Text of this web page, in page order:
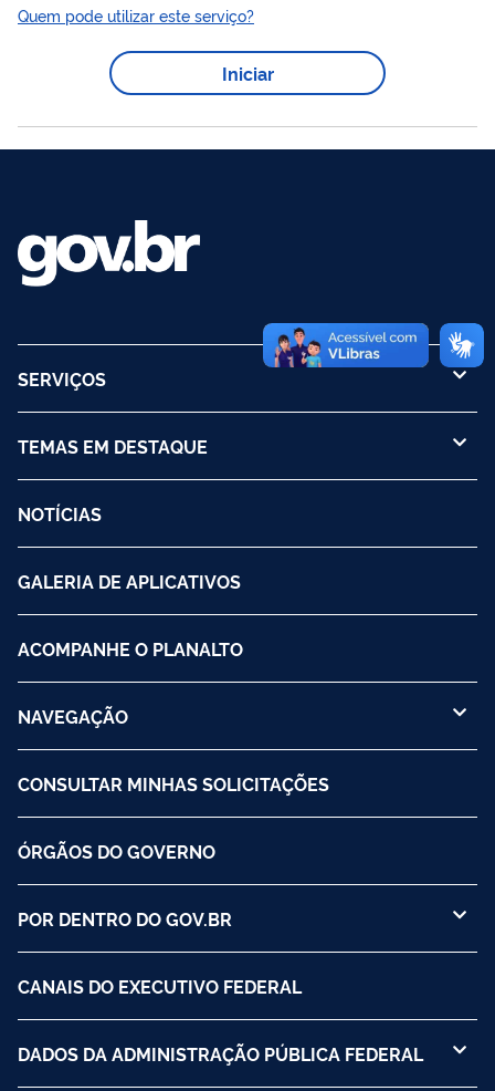
consciente do produto. O uso do Selo
obrigatório para os seguintes equipamentos: Liquidificadores;
Secadores de cabelo; Aspiradores de pó; e Aparelhos
Quem pode utilizar este serviço?
Iniciar
SERVIÇOS
TEMAS EM DESTAQUE
NOTÍCIAS
GALERIA DE APLICATIVOS
ACOMPANHE O PLANALTO
NAVEGAÇÃO
CONSULTAR MINHAS SOLICITAÇÕES
ÓRGÃOS DO GOVERNO
POR DENTRO DO GOV.BR
CANAIS DO EXECUTIVO FEDERAL
DADOS DA ADMINISTRAÇÃO PÚBLICA FEDERAL